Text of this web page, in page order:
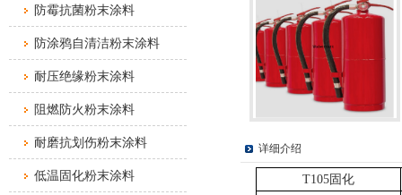
防霉抗菌粉末涂料
防涂鸦自清洁粉末涂料
耐压绝缘粉末涂料
阻燃防火粉末涂料
耐磨抗划伤粉末涂料
低温固化粉末涂料
详细介绍
T105固化